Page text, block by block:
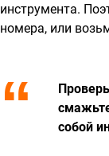
инструмента.
номера, или
собой